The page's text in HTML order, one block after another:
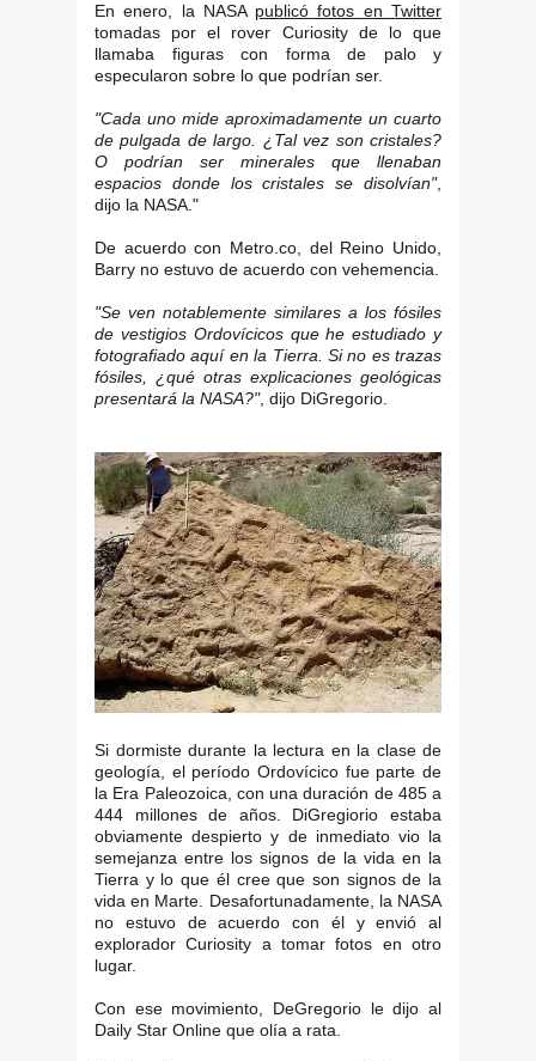
En enero, la NASA publicó fotos en Twitter
tomadas por el rover Curiosity de lo que
llamaba figuras con forma de palo y
especularon sobre lo que podrían ser.
"Cada uno mide aproximadamente un cuarto
de pulgada de largo. ¿Tal vez son cristales?
O podrían ser minerales que llenaban
espacios donde los cristales se disolvían",
dijo la NASA."
De acuerdo con Metro.co, del Reino Unido,
Barry no estuvo de acuerdo con vehemencia.
"Se ven notablemente similares a los fósiles
de vestigios Ordovícicos que he estudiado y
fotografiado aquí en la Tierra. Si no es trazas
fósiles, ¿qué otras explicaciones geológicas
presentará la NASA?", dijo DiGregorio.
Si dormiste durante la lectura en la clase de
geología, el período Ordovícico fue parte de
la Era Paleozoica, con una duración de 485 a
444 millones de años. DiGregiorio estaba
obviamente despierto y de inmediato vio la
semejanza entre los signos de la vida en la
Tierra y lo que él cree que son signos de la
vida en Marte. Desafortunadamente, la NASA
no estuvo de acuerdo con él y envió al
explorador Curiosity a tomar fotos en otro
lugar.
Con ese movimiento, DeGregorio le dijo al
Daily Star Online que olía a rata.